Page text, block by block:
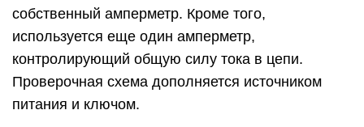
собственный амперметр. Кроме того,
используется еще один амперметр,
контролирующий общую силу тока в цепи.
Проверочная схема дополняется источником
питания и ключом.